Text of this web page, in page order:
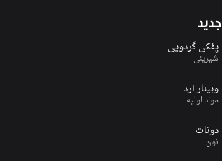
جدید
پفکی گردویی
شیرینی
وبینار آرد
مواد اولیه
دونات
نون